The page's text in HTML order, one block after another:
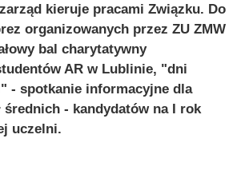
kieruje pracami Związku. Do
organizowanych przez ZU ZMW
bal charytatywny
AR w Lublinie, "dni
- spotkanie informacyjne dla
średnich - kandydatów na I rok
uczelni.